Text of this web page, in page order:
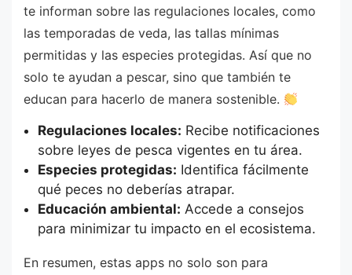
te informan sobre las regulaciones locales, como
las temporadas de veda, las tallas mínimas
permitidas y las especies protegidas. Así que no
solo te ayudan a pescar, sino que también te
educan para hacerlo de manera sostenible.
Regulaciones locales: Recibe notificaciones
sobre leyes de pesca vigentes en tu área.
Especies protegidas: Identifica fácilmente
qué peces no deberías atrapar.
Educación ambiental: Accede a consejos
para minimizar tu impacto en el ecosistema.
En resumen, estas apps no solo son para